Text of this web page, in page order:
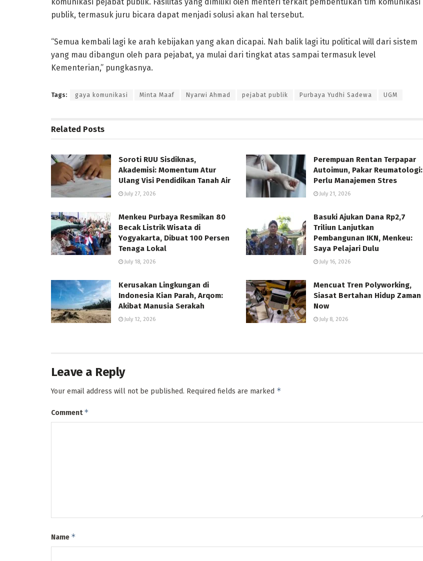
publik, termasuk juru bicara dapat menjadi solusi akan hal tersebut.
“Semua kembali lagi ke arah kebijakan yang akan dicapai. Nah balik lagi itu political will dari sistem
yang mau dibangun oleh para pejabat, ya mulai dari tingkat atas sampai termasuk level
Kementerian,” pungkasnya.
Tags: gaya komunikasi Minta Maaf Nyarwi Ahmad pejabat publik Purbaya Yudhi Sadewa UGM
Related Posts
Soroti RUU Sisdiknas,
Akademisi: Momentum Atur
Ulang Visi Pendidikan Tanah Air
July 27, 2026
Perempuan Rentan Terpapar
Autoimun, Pakar Reumatologi:
Perlu Manajemen Stres
July 21, 2026
Menkeu Purbaya Resmikan 80
Becak Listrik Wisata di
Yogyakarta, Dibuat 100 Persen
Tenaga Lokal
July 18, 2026
Basuki Ajukan Dana Rp2,7
Triliun Lanjutkan
Pembangunan IKN, Menkeu:
Saya Pelajari Dulu
July 16, 2026
Kerusakan Lingkungan di
Indonesia Kian Parah, Arqom:
Akibat Manusia Serakah
July 12, 2026
Mencuat Tren Polyworking,
Siasat Bertahan Hidup Zaman
Now
July 8, 2026
Leave a Reply
Your email address will not be published. Required fields are marked *
Comment*
Name *